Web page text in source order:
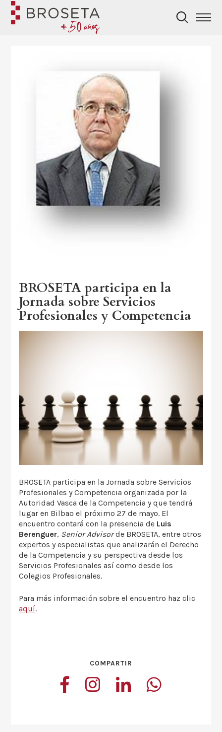
BROSETA participa en la
Jornada sobre Servicios
Profesionales y Competencia
BROSETA participa en la Jornada sobre Servicios
Profesionales y Competencia organizada por la
Autoridad Vasca de la Competencia y que tendrá
lugar en Bilbao el próximo 27 de mayo. El
encuentro contará con la presencia de Luis
Berenguer, Senior Advisorde BROSETA, entre otros
expertos y especialistas que analizarán el Derecho
de la Competencia y su perspectiva desde los
Servicios Profesionales así como desde los
Colegios Profesionales.
Para más información sobre el encuentro haz clic
aquí.
COMPARTIR